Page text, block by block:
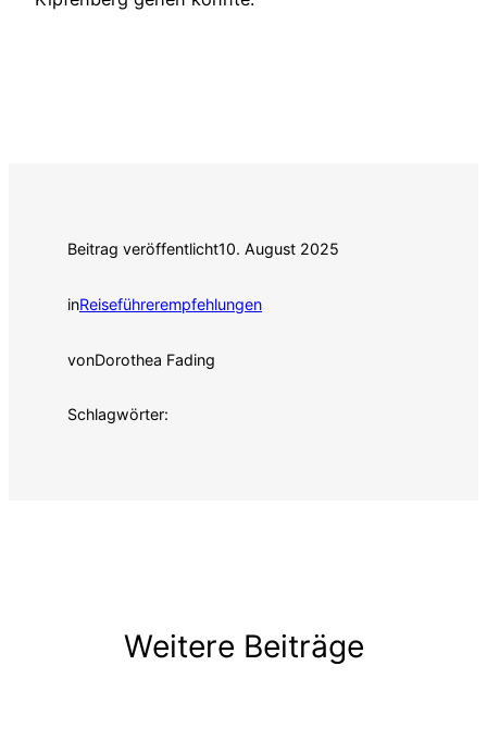
Beitrag veröffentlicht10. August 2025
inReiseführerempfehlungen
vonDorothea Fading
Schlagwörter:
Weitere Beiträge